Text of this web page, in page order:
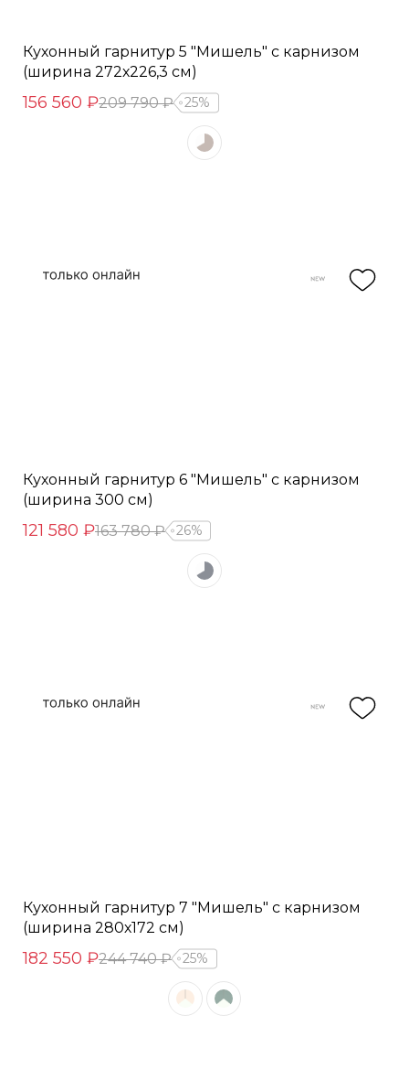
Кухонный гарнитур 5 "Мишель" с карнизом
(ширина 272х226,3 см)
156 560 ₽209 790 ₽ 25%
Кухонный гарнитур 6 "Мишель" с карнизом
(ширина 300 см)
121 580 ₽163 780 ₽ 26%
Кухонный гарнитур 7 "Мишель" с карнизом
(ширина 280х172 см)
182 550 ₽244 740 ₽ 25%